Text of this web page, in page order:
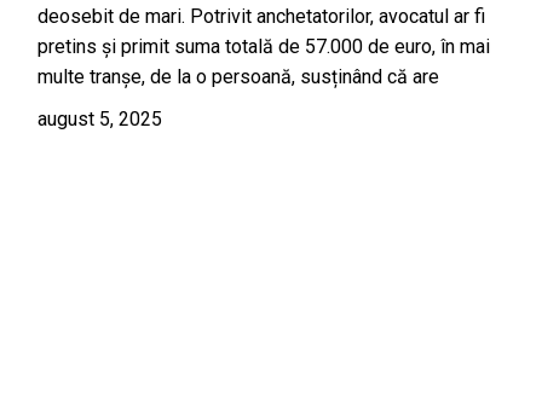
deosebit de mari. Potrivit anchetatorilor, avocatul ar fi
pretins și primit suma totală de 57.000 de euro, în mai
multe tranșe, de la o persoană, susținând că are
august 5, 2025